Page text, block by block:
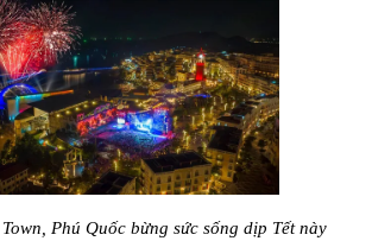
Phú Quốc bừng sức sống dịp Tết này